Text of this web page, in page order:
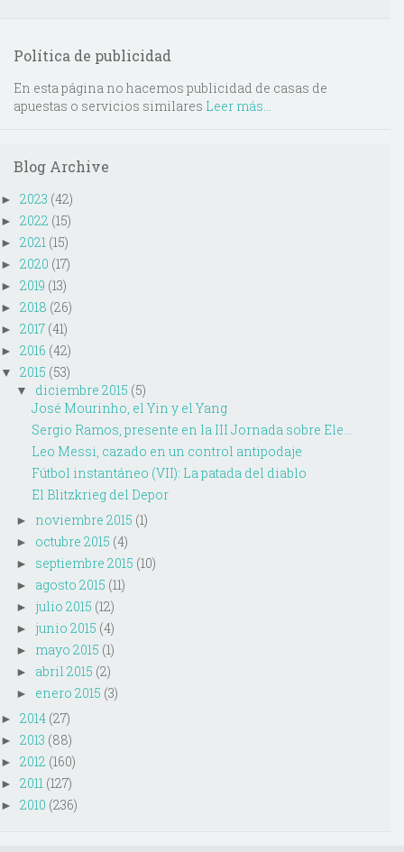
Política de publicidad
En esta página no hacemos publicidad de casas de
apuestas o servicios similares Leer más...
Blog Archive
► 2023 (42)
► 2022 (15)
► 2021 (15)
► 2020 (17)
► 2019 (13)
► 2018 (26)
► 2017 (41)
► 2016 (42)
▼ 2015 (53)
▼ diciembre 2015 (5)
José Mourinho, el Yin y el Yang
Sergio Ramos, presente en la III Jornada sobre Ele...
Leo Messi, cazado en un control antipodaje
Fútbol instantáneo (VII): La patada del diablo
El Blitzkrieg del Depor
► noviembre 2015 (1)
► octubre 2015 (4)
► septiembre 2015 (10)
► agosto 2015 (11)
► julio 2015 (12)
► junio 2015 (4)
► mayo 2015 (1)
► abril 2015 (2)
► enero 2015 (3)
► 2014 (27)
► 2013 (88)
► 2012 (160)
► 2011 (127)
► 2010 (236)